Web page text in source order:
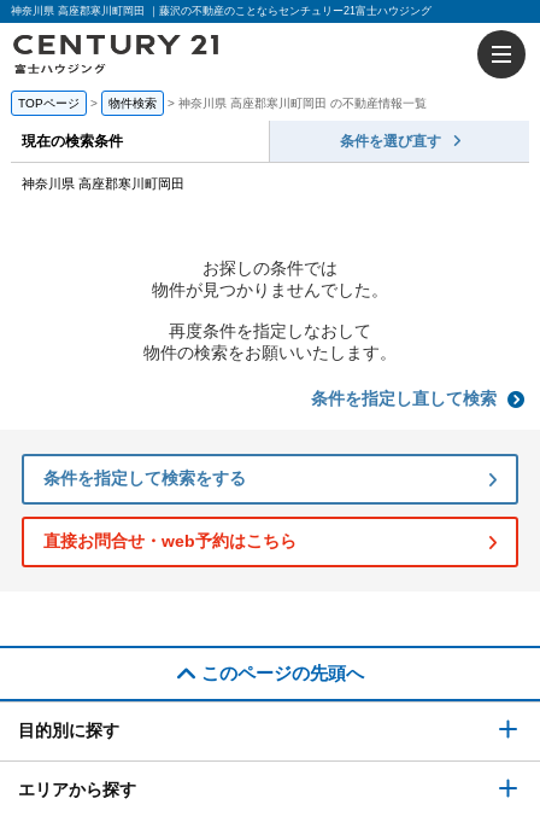
神奈川県 高座郡寒川町岡田 ｜藤沢の不動産のことならセンチュリー21富士ハウジング
TOPページ 物件検索 神奈川県 高座郡寒川町岡田 の不動産情報一覧
現在の検索条件 条件を選び直す
神奈川県 高座郡寒川町岡田
お探しの条件では
物件が見つかりませんでした。
再度条件を指定しなおして
物件の検索をお願いいたします。
条件を指定し直して検索
条件を指定して検索をする
直接お問合せ・web予約はこちら
このページの先頭へ
目的別に探す
エリアから探す